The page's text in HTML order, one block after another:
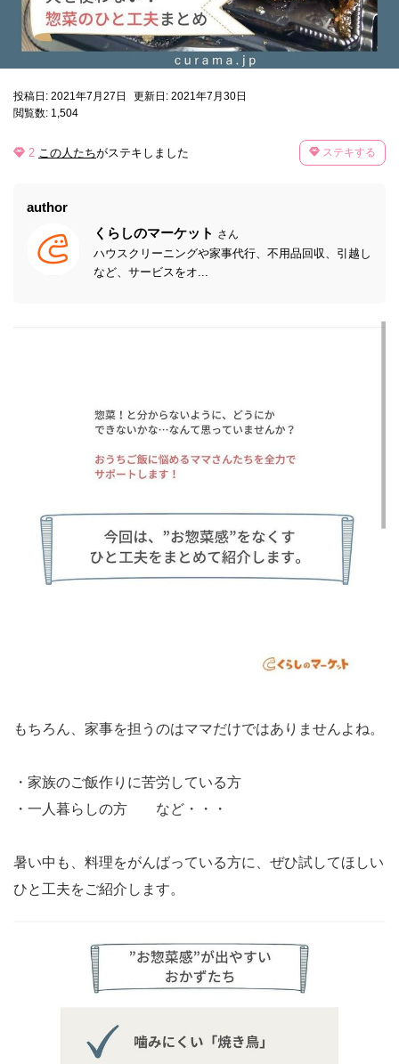
投稿日: 2021年7月27日
更新日: 2021年7月30日
閲覧数: 1,504
2 この人たちがステキしました ステキする
author
くらしのマーケット さん
ハウスクリーニングや家事代行、不用品回収、引越し
など、サービスをオ...
もちろん、家事を担うのはママだけではありませんよね。
・家族のご飯作りに苦労している方
・一人暮らしの方 など・・・
暑い中も、料理をがんばっている方に、ぜひ試してほしい
ひと工夫をご紹介します。